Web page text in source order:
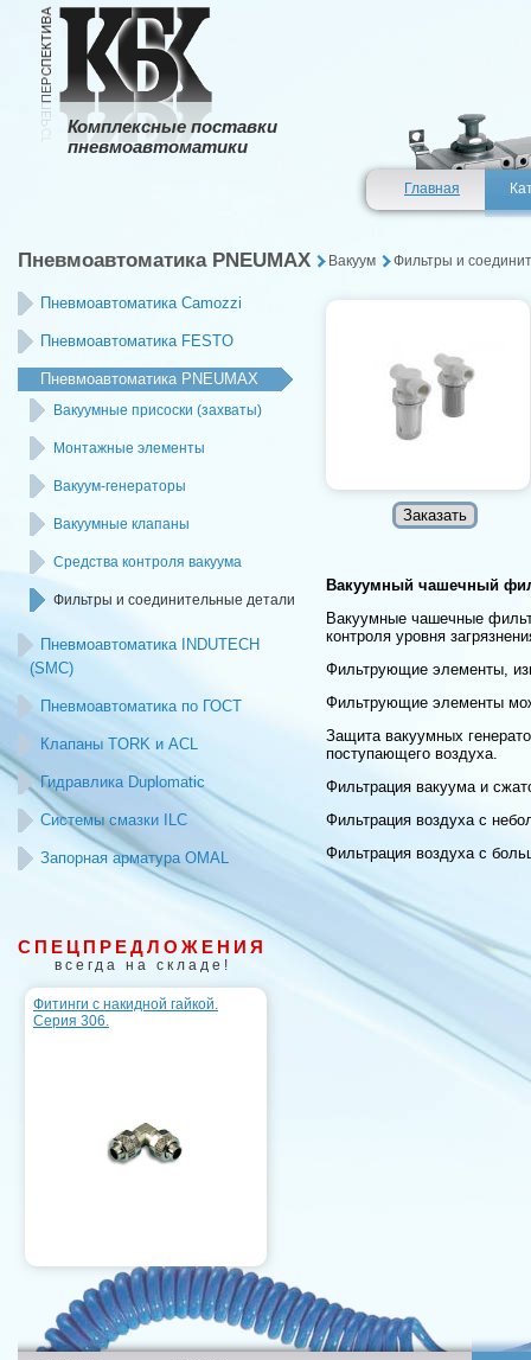
Комплексные поставки
пневмоавтоматики
Главная
Пневмоавтоматика PNEUMAX Вакуум Фильтры и
Пневмоавтоматика Camozzi
Пневмоавтоматика FESTO
Пневмоавтоматика PNEUMAX
Вакуумные присоски (захваты)
Монтажные элементы
Вакуум-генераторы
Вакуумные клапаны
Средства контроля вакуума
Фильтры и соединительные детали
Пневмоавтоматика INDUTECH
(SMC)
Пневмоавтоматика по ГОСТ
Клапаны TORK и ACL
Гидравлика Duplomatic
Системы смазки ILC
Запорная арматура OMAL
СПЕЦПРЕДЛОЖЕНИЯ
всегда на складе!
Фитинги с накидной гайкой.
Серия 306.
Вакуумный чашечный
Вакуумные чашечные
контроля уровня
Фильтрующие элементы,
Фильтрующие элементы
Защита вакуумных
поступающего воздуха.
Фильтрация вакуума и
Фильтрация воздуха с
Фильтрация воздуха с